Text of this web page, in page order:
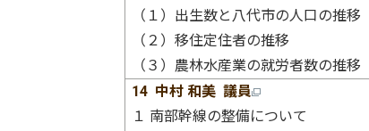
（１）出生数と八代市の人口の推移
（２）移住定住者の推移
（３）農林水産業の就労者数の推移
14 中村 和美 議員
１ 南部幹線の整備について